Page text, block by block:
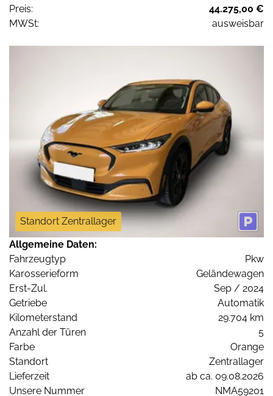
Preis:
44.275,00 €
MWSt:
ausweisbar
Standort Zentrallager
Allgemeine Daten:
Fahrzeugtyp
Pkw
Karosserieform
Geländewagen
Erst-Zul.
Sep / 2024
Getriebe
Automatik
Kilometerstand
29.704 km
Anzahl der Türen
5
Farbe
Orange
Standort
Zentrallager
Lieferzeit
ab ca. 09.08.2026
Unsere Nummer
NMA59201